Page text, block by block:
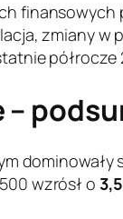
zmiany w
wzrósł o